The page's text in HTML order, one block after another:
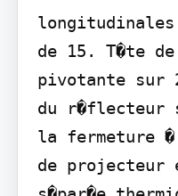
de 15. T�te
pivotante sur
du r�flecteur
la fermeture �
de projecteur